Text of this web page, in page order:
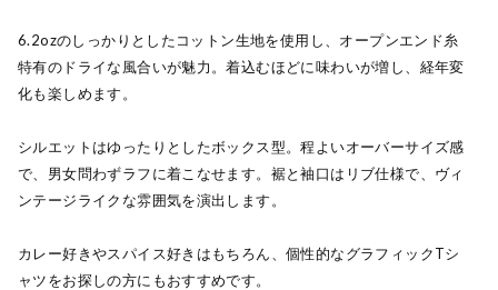
6.2ozのしっかりとしたコットン生地を使用し、オープンエンド糸
特有のドライな風合いが魅力。着込むほどに味わいが増し、経年変
化も楽しめます。
シルエットはゆったりとしたボックス型。程よいオーバーサイズ感
で、男女問わずラフに着こなせます。裾と袖口はリブ仕様で、ヴィ
ンテージライクな雰囲気を演出します。
カレー好きやスパイス好きはもちろん、個性的なグラフィックTシ
ャツをお探しの方にもおすすめです。